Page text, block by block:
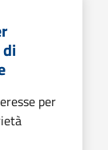
per